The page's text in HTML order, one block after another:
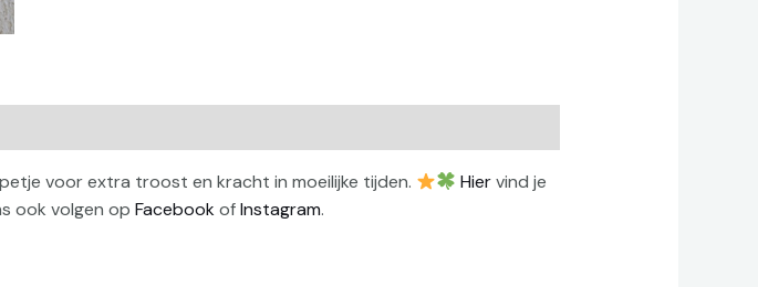
voor extra troost en kracht in moeilijke tijden. Hiervind je
ook volgen op FacebookofInstagram.